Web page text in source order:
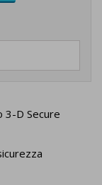
3-D Secure